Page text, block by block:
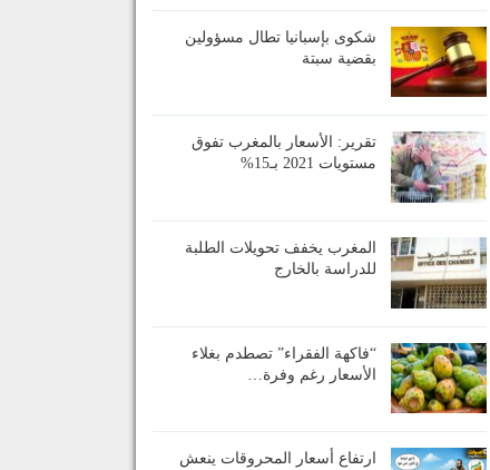
شكوى بإسبانيا تطال مسؤولين
بقضية سبتة
تقرير: الأسعار بالمغرب تفوق
مستويات 2021 بـ15%
المغرب يخفف تحويلات الطلبة
للدراسة بالخارج
“فاكهة الفقراء” تصطدم بغلاء
الأسعار رغم وفرة…
ارتفاع أسعار المحروقات ينعش